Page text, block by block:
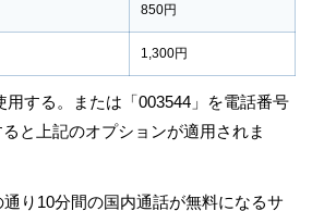
850円
1,300円
する。または「003544」を電話番号
と上記のオプションが適用されま
り10分間の国内通話が無料になるサ